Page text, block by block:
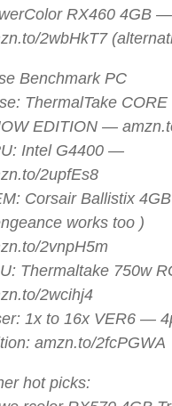
RX460 4GB —
2wbHkT7
Benchmark PC
ThermalTake CORE
EDITION —
Intel G4400 —
2upfEs8
Corsair Ballistix
works too )
2vnpH5m
Thermaltake 750w
2wcihj4
1x to 16x VER6 —
amzn.to/2fcPGWA
hot picks: